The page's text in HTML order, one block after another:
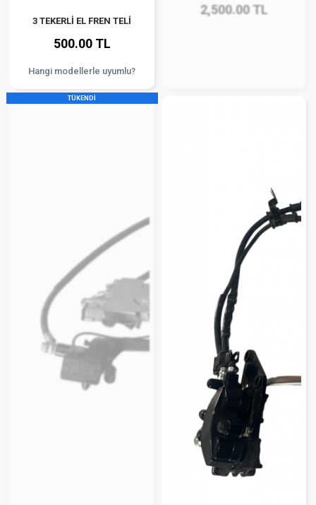
3 TEKERLİ EL FREN TELİ
500.00 TL
Hangi modellerle uyumlu?
2,500.00 TL
TÜKENDİ